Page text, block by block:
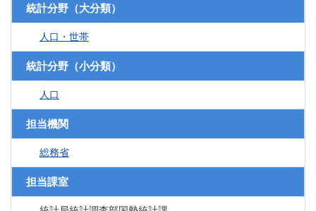
統計分野（大分類）
人口・世帯
統計分野（小分類）
人口
担当機関
総務省
担当課室